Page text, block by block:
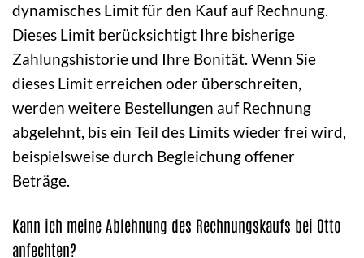
dynamisches Limit für den Kauf auf Rechnung.
Dieses Limit berücksichtigt Ihre bisherige
Zahlungshistorie und Ihre Bonität. Wenn Sie
dieses Limit erreichen oder überschreiten,
werden weitere Bestellungen auf Rechnung
abgelehnt, bis ein Teil des Limits wieder frei wird,
beispielsweise durch Begleichung offener
Beträge.
Kann ich meine Ablehnung des Rechnungskaufs bei Otto
anfechten?